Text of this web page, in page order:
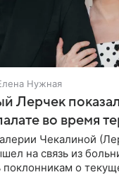
Нужная
Лерчек
во время
Чекалиной
на связь из
поклонникам о